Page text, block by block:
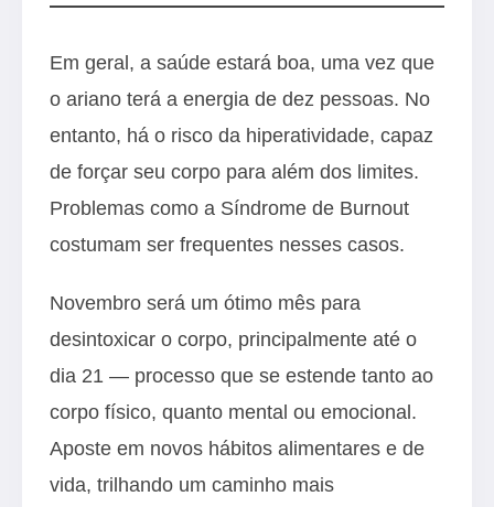
Em geral, a saúde estará boa, uma vez que
o ariano terá a energia de dez pessoas. No
entanto, há o risco da hiperatividade, capaz
de forçar seu corpo para além dos limites.
Problemas como a Síndrome de Burnout
costumam ser frequentes nesses casos.
Novembro será um ótimo mês para
desintoxicar o corpo, principalmente até o
dia 21 — processo que se estende tanto ao
corpo físico, quanto mental ou emocional.
Aposte em novos hábitos alimentares e de
vida, trilhando um caminho mais